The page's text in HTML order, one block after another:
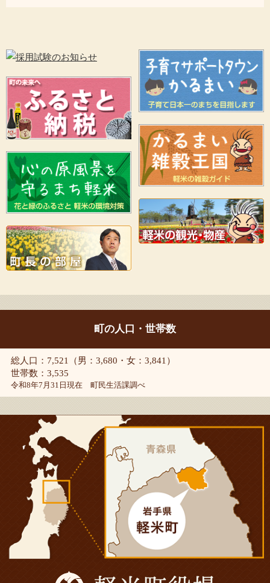
町の人口・世帯数
総人口：7,521（男：3,680・女：3,841）
世帯数：3,535
令和8年7月31日現在 町民生活課調べ